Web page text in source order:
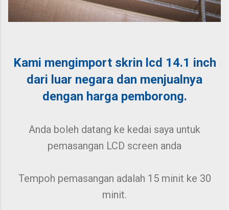
Kami mengimport skrin lcd 14.1 inch
dari luar negara dan menjualnya
dengan harga pemborong.
Anda boleh datang ke kedai saya untuk
pemasangan LCD screen anda
Tempoh pemasangan adalah 15 minit ke 30
minit.